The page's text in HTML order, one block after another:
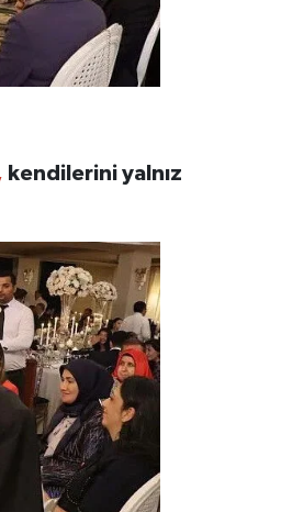
kendilerini yalnız